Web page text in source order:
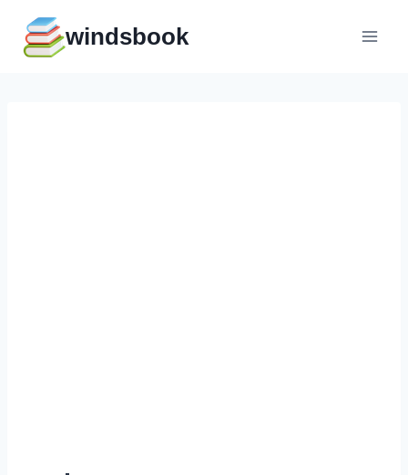
содержимому
windsbook